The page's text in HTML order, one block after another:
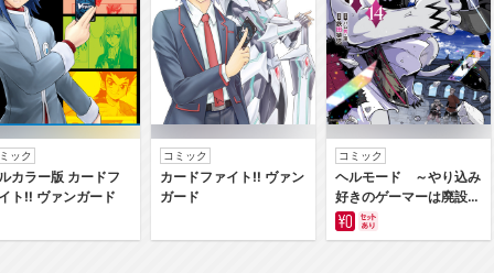
ック
カラー版 カードフ
ト‼ ヴァンガード
コミック
カードファイト‼ ヴァン
ガード
コミック
ヘルモード ～やり込み
好きのゲーマーは廃設定
の異世界で無双する～は
じまりの召喚士